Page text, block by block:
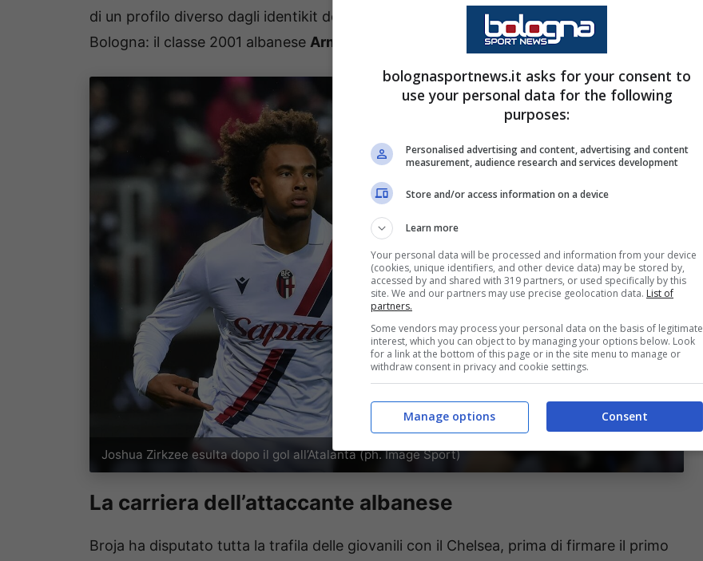
di un profilo diverso dagli identikit degli ultimi attaccanti che sono stati accostati al
Bologna: il classe 2001 albanese Armando Broja in partenza dalChelsea.
Joshua Zirkzee esulta dopo il gol all’Atalanta (ph. Image Sport)
La carriera dell’attaccante albanese
Broja ha disputato tutta la trafila delle giovanili con il Chelsea, prima di firmare il primo
bolognasportnews.it asks for your consent to
use your personal data for the following
purposes:
Personalised advertising and content, advertising and content
measurement, audience research and services development
Store and/or access information on a device
Learn more
Your personal data will be processed and information from your device
(cookies, unique identifiers, and other device data) may be stored by,
accessed by and shared with 319 partners, or used specifically by this
site. We and our partners may use precise geolocation data. List of
partners.
Some vendors may process your personal data on the basis of legitimate
interest, which you can object to by managing your options below. Look
for a link at the bottom of this page or in the site menu to manage or
withdraw consent in privacy and cookie settings.
Consent
Manage options